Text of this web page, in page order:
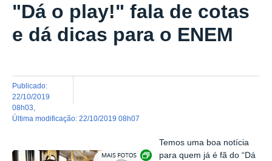
"Dá o play!" fala de cotas
e dá dicas para o ENEM
publicado:
22/10/2019
08h03
última modificação: 22/10/2019 08h07
Exibir carrossel de imagens
Temos uma boa notícia
para quem já é fã do “Dá